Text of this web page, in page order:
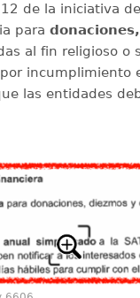
de la iniciativa
para
al fin religioso o
por incumplimiento
las entidades